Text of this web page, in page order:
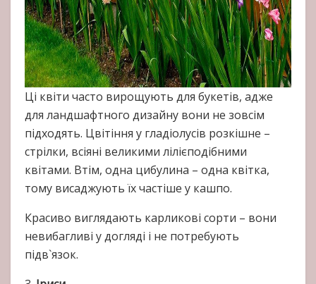
Ці квіти часто вирощують для букетів, адже
для ландшафтного дизайну вони не зовсім
підходять. Цвітіння у гладіолусів розкішне –
стрілки, всіяні великими лілієподібними
квітами. Втім, одна цибулина – одна квітка,
тому висаджують їх частіше у кашпо.
Красиво виглядають карликові сорти – вони
невибагливі у догляді і не потребують
підв`язок.